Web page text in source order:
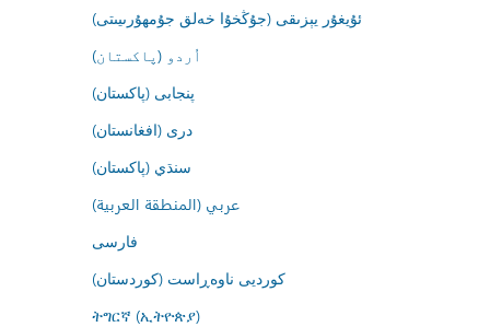
ئۇيغۇر يېزىقى (جۇڭخۇا خەلق جۇمھۇرىيىتى)
اُردو (پاکستان)
پنجابی (پاکستان)
درى (افغانستان)
سنڌي (پاکستان)
عربي (المنطقة العربية)
فارسى
کوردیی ناوەڕاست (کوردستان)
ትግርኛ (ኢትዮጵያ)